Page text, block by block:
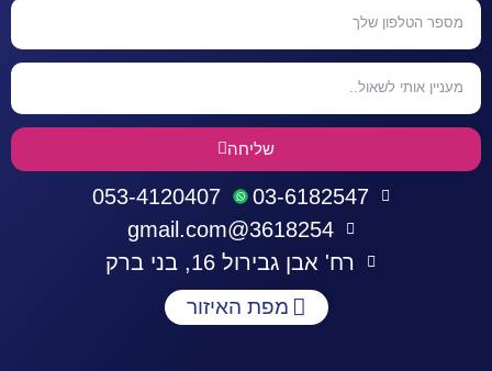
שליחה
03-6182547
053-4120407
3618254@gmail.com
רח' אבן גבירול 16, בני ברק
מפת האיזור